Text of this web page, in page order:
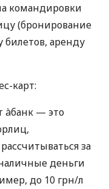
командировки
(бронирование
билетов, аренду
карт:
àбанк — это
за
деньги
до 10 грн/л